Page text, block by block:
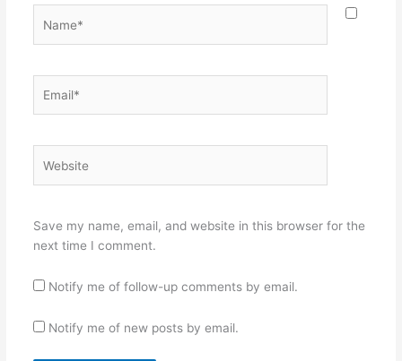
Save my name, email, and website in this browser for the
next time I comment.
Notify me of follow-up comments by email.
Notify me of new posts by email.